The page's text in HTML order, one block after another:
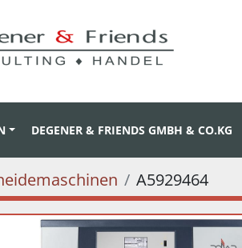
DEGENER & FRIENDS GMBH & CO.KG
A5929464